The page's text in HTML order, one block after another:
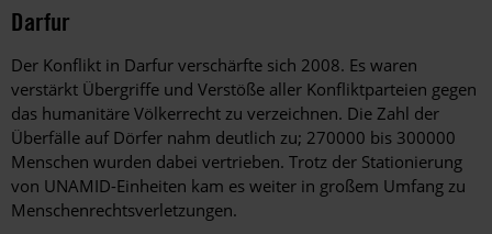
Darfur
Der Konflikt in Darfur verschärfte sich 2008. Es waren
verstärkt Übergriffe und Verstöße aller Konfliktparteien gegen
das humanitäre Völkerrecht zu verzeichnen. Die Zahl der
Überfälle auf Dörfer nahm deutlich zu; 270000 bis 300000
Menschen wurden dabei vertrieben. Trotz der Stationierung
von UNAMID-Einheiten kam es weiter in großem Umfang zu
Menschenrechtsverletzungen.